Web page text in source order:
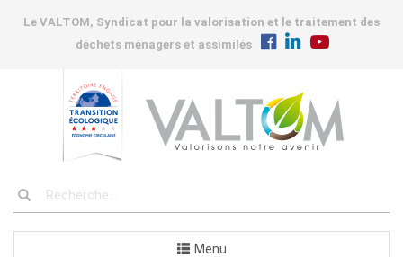
Le VALTOM, Syndicat pour la valorisation et le traitement des
déchets ménagers et assimilés
Menu